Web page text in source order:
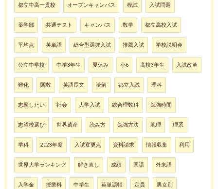
都立中高一貫校 オープンキャンパス 模試 入試問題
薬学部 共通テスト キャンパス 数学 都立高校入試
平均点 英単語 総合型選抜入試 推薦入試 学校説明会
公立中学校 中学3年生 夏休み 小6 高校3年生 入試改革
難化 関数 英語長文 読解 都立入試 理科
志願したい 社会 大学入試 総合理数科 勉強時間
志望校選び 世界遺産 読み方 勉強方法 地理 理系
学科 2023年度 入試変更点 資料請求 情報収集 利用
世界大学ランキング 解き直し 成績 国語 外来語
入学金 授業料 中学生 英単語帳 定員 男女別